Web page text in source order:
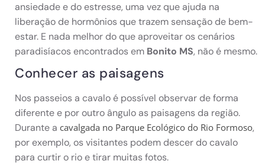
ansiedade e do estresse, uma vez que ajuda na
liberação de hormônios que trazem sensação de bem-
estar. E nada melhor do que aproveitar os cenários
paradisíacos encontrados em Bonito MS, não é mesmo.
Conhecer as paisagens
Nos passeios a cavalo é possível observar de forma
diferente e por outro ângulo as paisagens da região.
Durante a cavalgada no Parque Ecológico do Rio Formoso,
por exemplo, os visitantes podem descer do cavalo
para curtir o rio e tirar muitas fotos.